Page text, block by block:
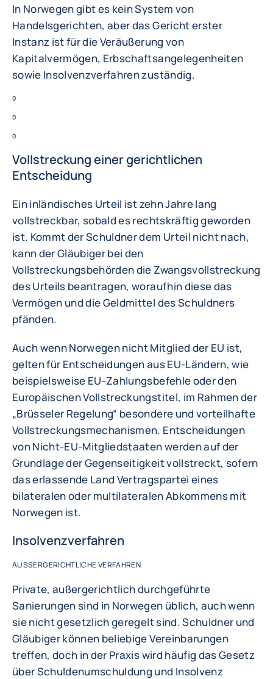
In Norwegen gibt es kein System von
Handelsgerichten, aber das Gericht erster
Instanz ist für die Veräußerung von
Kapitalvermögen, Erbschaftsangelegenheiten
sowie Insolvenzverfahren zuständig.
0
0
0
Vollstreckung einer gerichtlichen
Entscheidung
Ein inländisches Urteil ist zehn Jahre lang
vollstreckbar, sobald es rechtskräftig geworden
ist. Kommt der Schuldner dem Urteil nicht nach,
kann der Gläubiger bei den
Vollstreckungsbehörden die Zwangsvollstreckung
des Urteils beantragen, woraufhin diese das
Vermögen und die Geldmittel des Schuldners
pfänden.
Auch wenn Norwegen nicht Mitglied der EU ist,
gelten für Entscheidungen aus EU-Ländern, wie
beispielsweise EU-Zahlungsbefehle oder den
Europäischen Vollstreckungstitel, im Rahmen der
„Brüsseler Regelung“ besondere und vorteilhafte
Vollstreckungsmechanismen. Entscheidungen
von Nicht-EU-Mitgliedstaaten werden auf der
Grundlage der Gegenseitigkeit vollstreckt, sofern
das erlassende Land Vertragspartei eines
bilateralen oder multilateralen Abkommens mit
Norwegen ist.
Insolvenzverfahren
AUSSERGERICHTLICHE VERFAHREN
Private, außergerichtlich durchgeführte
Sanierungen sind in Norwegen üblich, auch wenn
sie nicht gesetzlich geregelt sind. Schuldner und
Gläubiger können beliebige Vereinbarungen
treffen, doch in der Praxis wird häufig das Gesetz
über Schuldenumschuldung und Insolvenz